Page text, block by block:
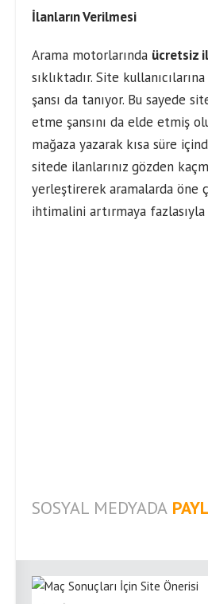
İlanların Verilmesi
Arama motorlarında ücretsiz
sıklıktadır. Site
şansı da tanıyor. Bu sayede
etme şansını da elde etmiş
mağaza yazarak kısa süre
sitede ilanlarınız gözden
yerleştirerek aramalarda öne
ihtimalini artırmaya fazlasıyla
SOSYAL MEDYADA